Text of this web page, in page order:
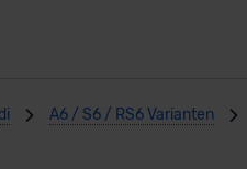
A6 / S6 / RS6 Varianten